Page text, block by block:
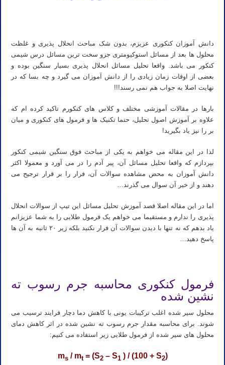
دانش آموزان کنکوری عزیزم، بدون شک مباحث انحلال پذیری و غلظت
محلول ها بعد از مسائل استوکیومتری جزو سخت ترین مسائل درس شیمی
کنکور می باشد. واقعا تحلیل مسائل انحلال پذیری بسیار سنگین بوده و
بعضی از اوقات زمان زیادی را از دانش آموزان می گیرد و چه بسا که در
نهایت اصلا به جواب هم نمی رسند!!!
بارها در مقالات آموزشی مختلف و کلاس های کنکورم تاکید کرده ام که
علاوه بر آموزش اصول تحلیل، حتما تکنیک ها و فرمول های کنکوری و میان
بر را نیز یاد بگیرید!
لذا در این مقاله می خواهم به یکی از مباحث فوق سنگین شیمی کنکور
بپردازم که واقعا تحلیل مسائل آن، پیر آدم را در می آورد و معمولا اکثر
دانش آموزان به محض مشاهده سوالات آن، فرار را بر قرار ترجیح می
دهند و از خیر آن سوال می گذرند…
اما در این مقاله اصلا قصد آموزش تحلیل مسائل این تیپ از سوالات انحلال
پذیری را ندارم و مستقیما می خواهم یک فرمول طلایی را به شما عزیزانم
یاد بدهم که نه تنها با دیدن سوالات آن فرار نکنید بلکه زیر ۲۰ ثانیه به آن ها
پاسخ دهید…
فرمول کنکوری محاسبه جرم رسوب ته
نشین شده
محلول سیر شده اغلب ترکیبات یونی با کاهش دما دچار فرایند ترسیب می
شوند. برای محاسبه مقدار جرم رسوب ته نشین شده در اثر کاهش دمای
محلول های سیر شده از فرمول طلایی زیر استفاده می کنیم:
ms/ mt= (S2– S1 ) / (100 + S2)